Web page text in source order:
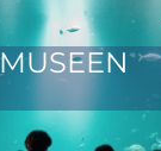
MUSEEN